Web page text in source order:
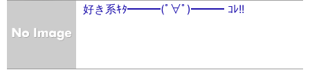
好き系ｷﾀ━━━(ﾟ∀ﾟ)━━━ ｺﾚ!!